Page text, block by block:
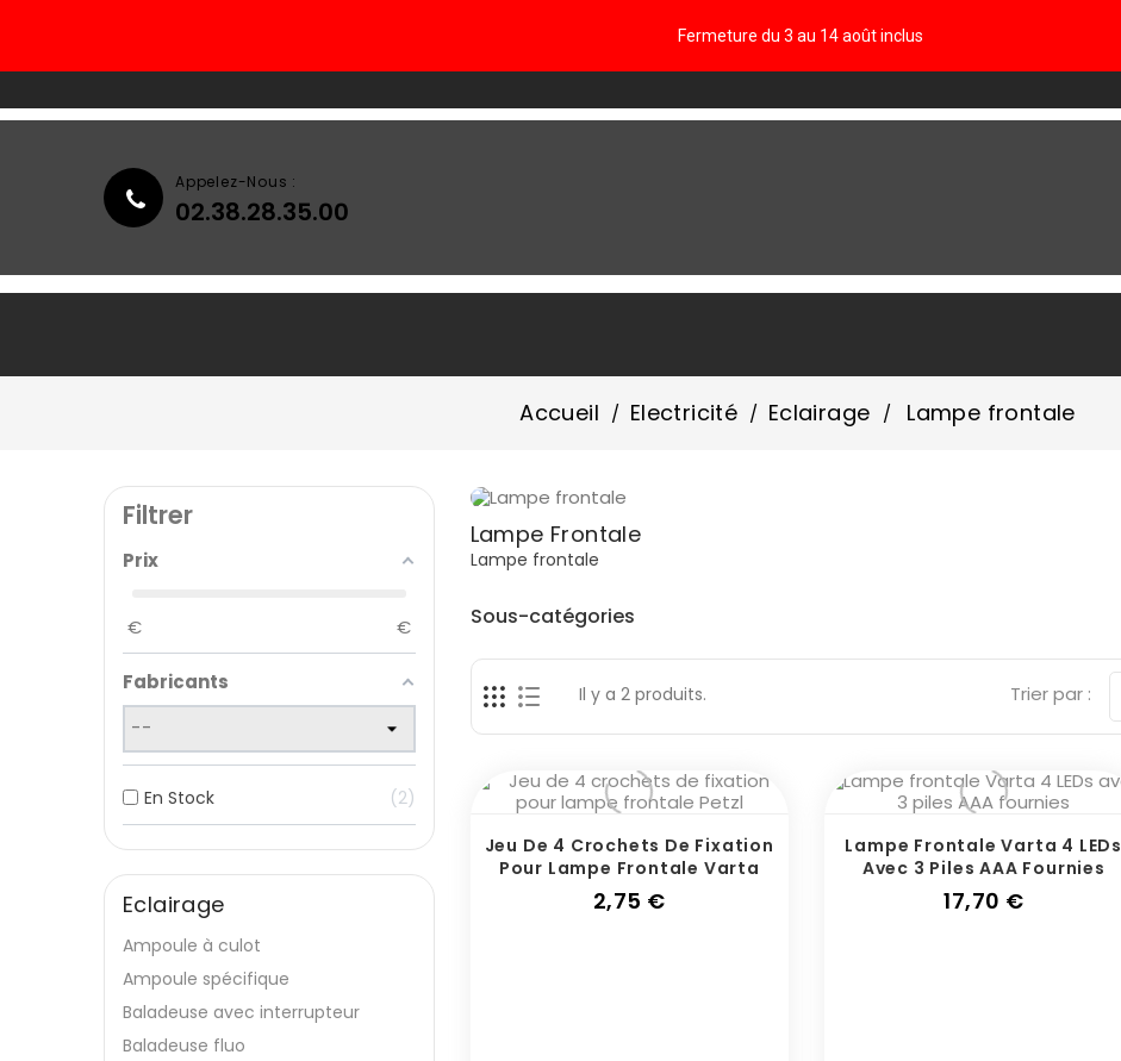
Fermeture du 3 au 14 août inclus
Appelez-Nous :
02.38.28.35.00
Accueil Electricité Eclairage Lampe frontale
Filtrer
Prix
€ €
Fabricants
En Stock 2
Eclairage
Ampoule à culot
Ampoule spécifique
Baladeuse avec interrupteur
Baladeuse fluo
Lampe Frontale
Lampe frontale
Sous-catégories
Il y a 2 produits. Trier par :
Jeu De 4 Crochets De Fixation
Pour Lampe Frontale Varta
2,75 €Prix
Lampe Frontale Varta 4 LEDs
Avec 3 Piles AAA Fournies
17,70 €Prix